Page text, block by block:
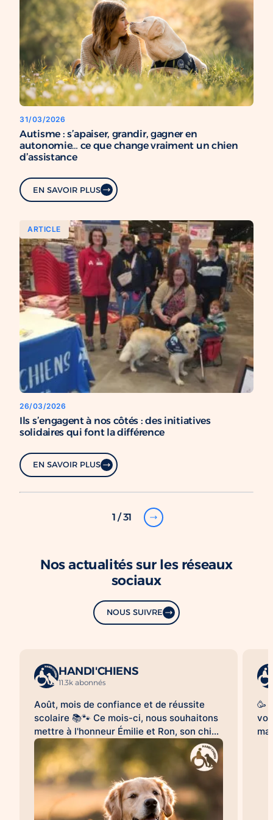
31/03/2026
Autisme : s’apaiser, grandir, gagner en
autonomie… ce que change vraiment un chien
d’assistance
EN SAVOIR PLUS
ARTICLE
26/03/2026
Ils s’engagent à nos côtés : des initiatives
solidaires qui font la différence
EN SAVOIR PLUS
1 / 31
Nos actualités sur les réseaux
sociaux
NOUS SUIVRE
HANDI'CHIENS
11.3k abonnés
Août, mois de confiance et de réussite
scolaire 📚🐾 Ce mois-ci, nous souhaitons
mettre à l'honneur Émilie et Ron, son chien
d'assistance à la réussite scolaire
HANDI'CHIENS 💛 Au quotidien, Ron
accompagne Émilie dans son collège et
l'aide à évoluer dans un environnement
scolaire avec davantage de sérénité, de
confiance et d'apaisement. Sa présence
🥳